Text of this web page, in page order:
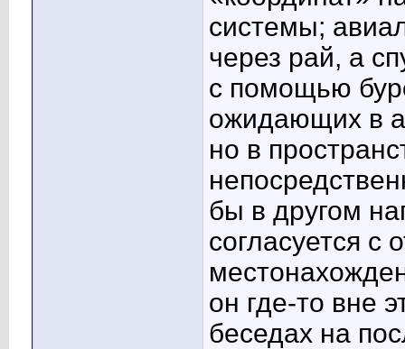
системы;
через рай, а
с помощью
ожидающих в
но в
бы в другом
согласуется с
он где-то вне
беседах на